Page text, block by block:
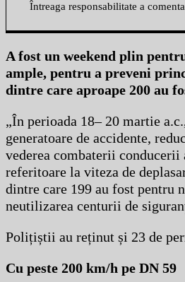
Întreaga responsabilitate a
A fost un weekend plin
ample, pentru a preveni
dintre care aproape 200 au
„În perioada 18– 20 martie
generatoare de accidente,
vederea combaterii
referitoare la viteza de
dintre care 199 au fost pentru
neutilizarea centurii de
Polițiștii au reținut și 23 de
Cu peste 200 km/h pe DN 59